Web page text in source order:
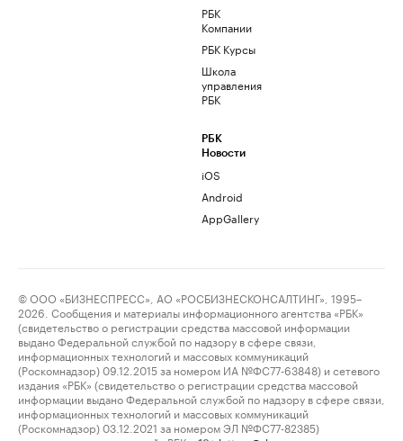
РБК
Компании
РБК Курсы
Школа
управления
РБК
РБК
Новости
iOS
Android
AppGallery
© ООО «БИЗНЕСПРЕСС», АО «РОСБИЗНЕСКОНСАЛТИНГ», 1995–
2026. Сообщения и материалы информационного агентства «РБК»
(свидетельство о регистрации средства массовой информации
выдано Федеральной службой по надзору в сфере связи,
информационных технологий и массовых коммуникаций
(Роскомнадзор) 09.12.2015 за номером ИА №ФС77-63848) и сетевого
издания «РБК» (свидетельство о регистрации средства массовой
информации выдано Федеральной службой по надзору в сфере связи,
информационных технологий и массовых коммуникаций
(Роскомнадзор) 03.12.2021 за номером ЭЛ №ФС77-82385)